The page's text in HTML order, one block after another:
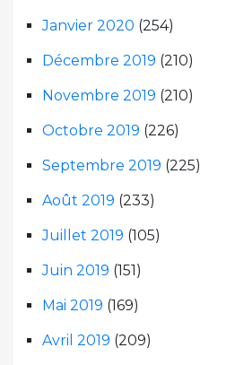
Janvier 2020 (254)
Décembre 2019 (210)
Novembre 2019 (210)
Octobre 2019 (226)
Septembre 2019 (225)
Août 2019 (233)
Juillet 2019 (105)
Juin 2019 (151)
Mai 2019 (169)
Avril 2019 (209)